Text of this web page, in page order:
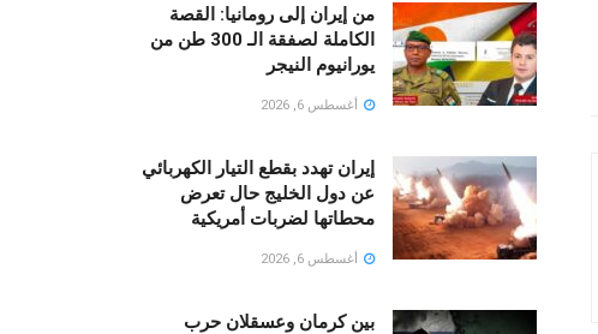
من إيران إلى رومانيا: القصة
الكاملة لصفقة الـ 300 طن من
يورانيوم النيجر
أغسطس 6, 2026
إيران تهدد بقطع التيار الكهربائي
عن دول الخليج حال تعرض
محطاتها لضربات أمريكية
أغسطس 6, 2026
بين كرمان وعسقلان حرب